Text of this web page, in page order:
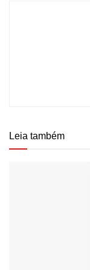
Leia também